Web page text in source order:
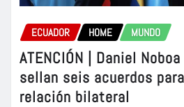
ECUADOR HOME MUNDO
ATENCIÓN | Daniel
sellan seis acuerdos
relación bilateral